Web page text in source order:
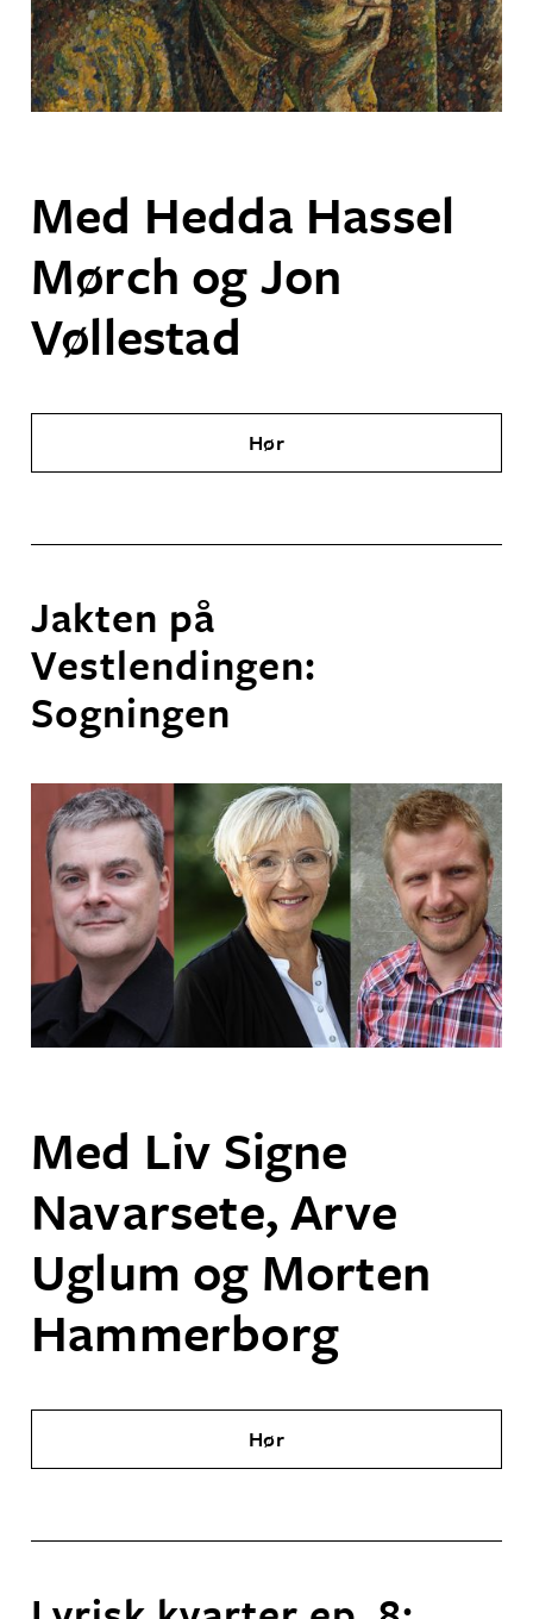
Med Hedda Hassel
Mørch og Jon
Vøllestad
Hør
Jakten på
Vestlendingen:
Sogningen
Med Liv Signe
Navarsete, Arve
Uglum og Morten
Hammerborg
Hør